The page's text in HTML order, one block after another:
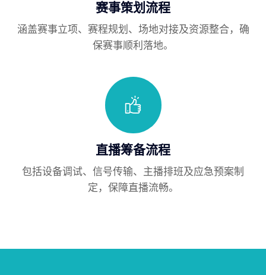
赛事策划流程
涵盖赛事立项、赛程规划、场地对接及资源整合，确
保赛事顺利落地。
直播筹备流程
包括设备调试、信号传输、主播排班及应急预案制
定，保障直播流畅。